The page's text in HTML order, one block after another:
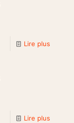
Lire plus
Lire plus